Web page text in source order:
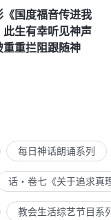
《国度福音传进我
此生有幸听见神声
重拦阻跟随神
每日神话朗诵系列
话・卷七《关于追求真
教会生活综艺节目系